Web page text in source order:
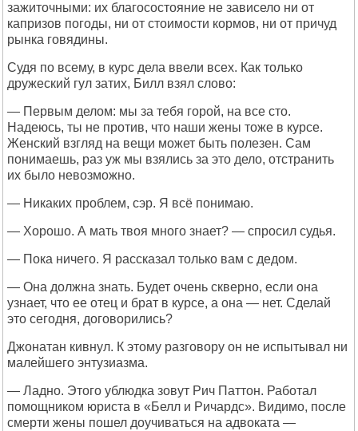
зажиточными: их благосостояние не зависело ни от
капризов погоды, ни от стоимости кормов, ни от причуд
рынка говядины.
Судя по всему, в курс дела ввели всех. Как только
дружеский гул затих, Билл взял слово:
— Первым делом: мы за тебя горой, на все сто.
Надеюсь, ты не против, что наши жены тоже в курсе.
Женский взгляд на вещи может быть полезен. Сам
понимаешь, раз уж мы взялись за это дело, отстранить
их было невозможно.
— Никаких проблем, сэр. Я всё понимаю.
— Хорошо. А мать твоя много знает? — спросил судья.
— Пока ничего. Я рассказал только вам с дедом.
— Она должна знать. Будет очень скверно, если она
узнает, что ее отец и брат в курсе, а она — нет. Сделай
это сегодня, договорились?
Джонатан кивнул. К этому разговору он не испытывал ни
малейшего энтузиазма.
— Ладно. Этого ублюдка зовут Рич Паттон. Работал
помощником юриста в «Белл и Ричардс». Видимо, после
смерти жены пошел доучиваться на адвоката —